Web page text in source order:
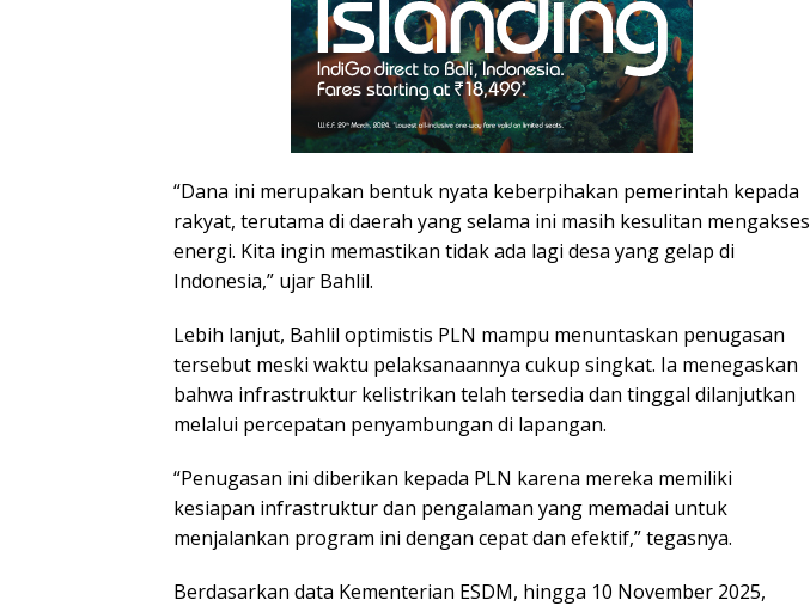
“Dana ini merupakan bentuk nyata keberpihakan pemerintah kepada
rakyat, terutama di daerah yang selama ini masih kesulitan mengakses
energi. Kita ingin memastikan tidak ada lagi desa yang gelap di
Indonesia,” ujar Bahlil.
Lebih lanjut, Bahlil optimistis PLN mampu menuntaskan penugasan
tersebut meski waktu pelaksanaannya cukup singkat. Ia menegaskan
bahwa infrastruktur kelistrikan telah tersedia dan tinggal dilanjutkan
melalui percepatan penyambungan di lapangan.
“Penugasan ini diberikan kepada PLN karena mereka memiliki
kesiapan infrastruktur dan pengalaman yang memadai untuk
menjalankan program ini dengan cepat dan efektif,” tegasnya.
Berdasarkan data Kementerian ESDM, hingga 10 November 2025,